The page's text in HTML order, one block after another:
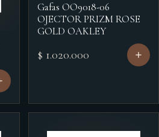
Gafas OO9018-06
OJECTOR PRIZM ROSE
GOLD OAKLEY
$ 1.020.000